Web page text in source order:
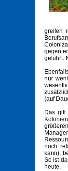
greifen
gegen
geführt.
nur
(auf
Das gilt
noch
kann),
So ist
heute.